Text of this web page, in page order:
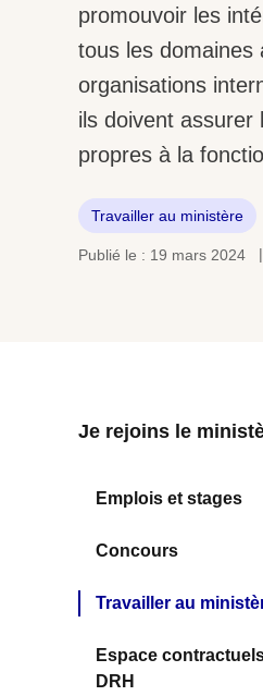
promouvoir les
tous les domaines
organisations
ils doivent assurer
propres à la
Travailler au ministère
Publié le : 19 mars 2024
Je rejoins le
Emplois et stages
Concours
Travailler au
Espace
DRH